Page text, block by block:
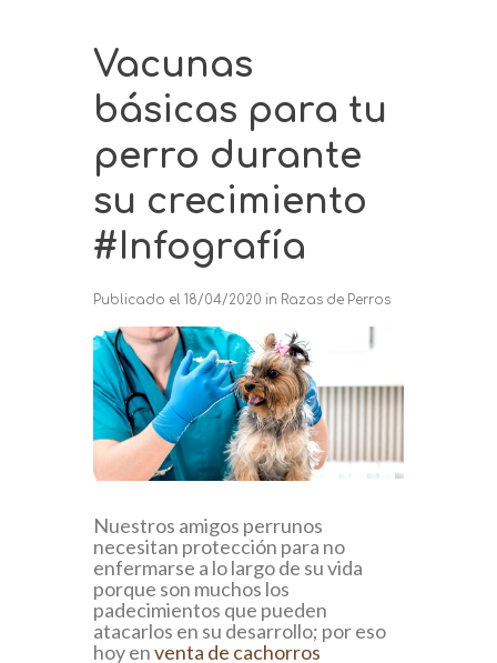
Vacunas
básicas para tu
perro durante
su crecimiento
#Infografía
Publicado el 18/04/2020 in Razas de Perros
Nuestros amigos perrunos
necesitan protección para no
enfermarse a lo largo de su vida
porque son muchos los
padecimientos que pueden
atacarlos en su desarrollo; por eso
hoy enventa de cachorros